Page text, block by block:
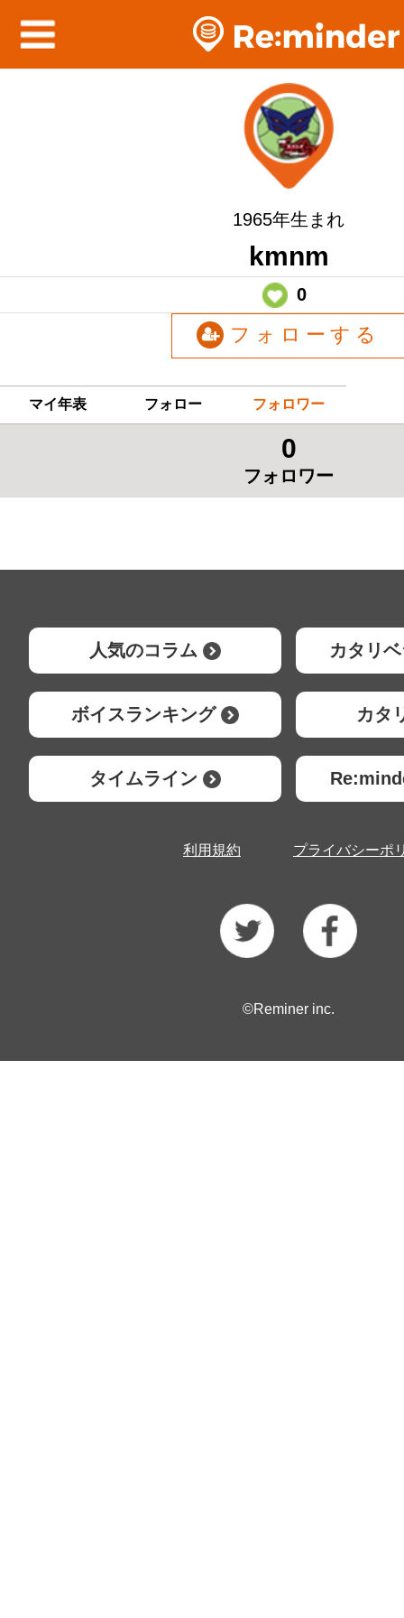
1965年生まれ
kmnm
0
フォローする
マイ年表 フォロー フォロワー
0
フォロワー
人気のコラム カタリ
ボイスランキング カタ
タイムライン
利用規約 プライバシーポ
©Reminer inc.